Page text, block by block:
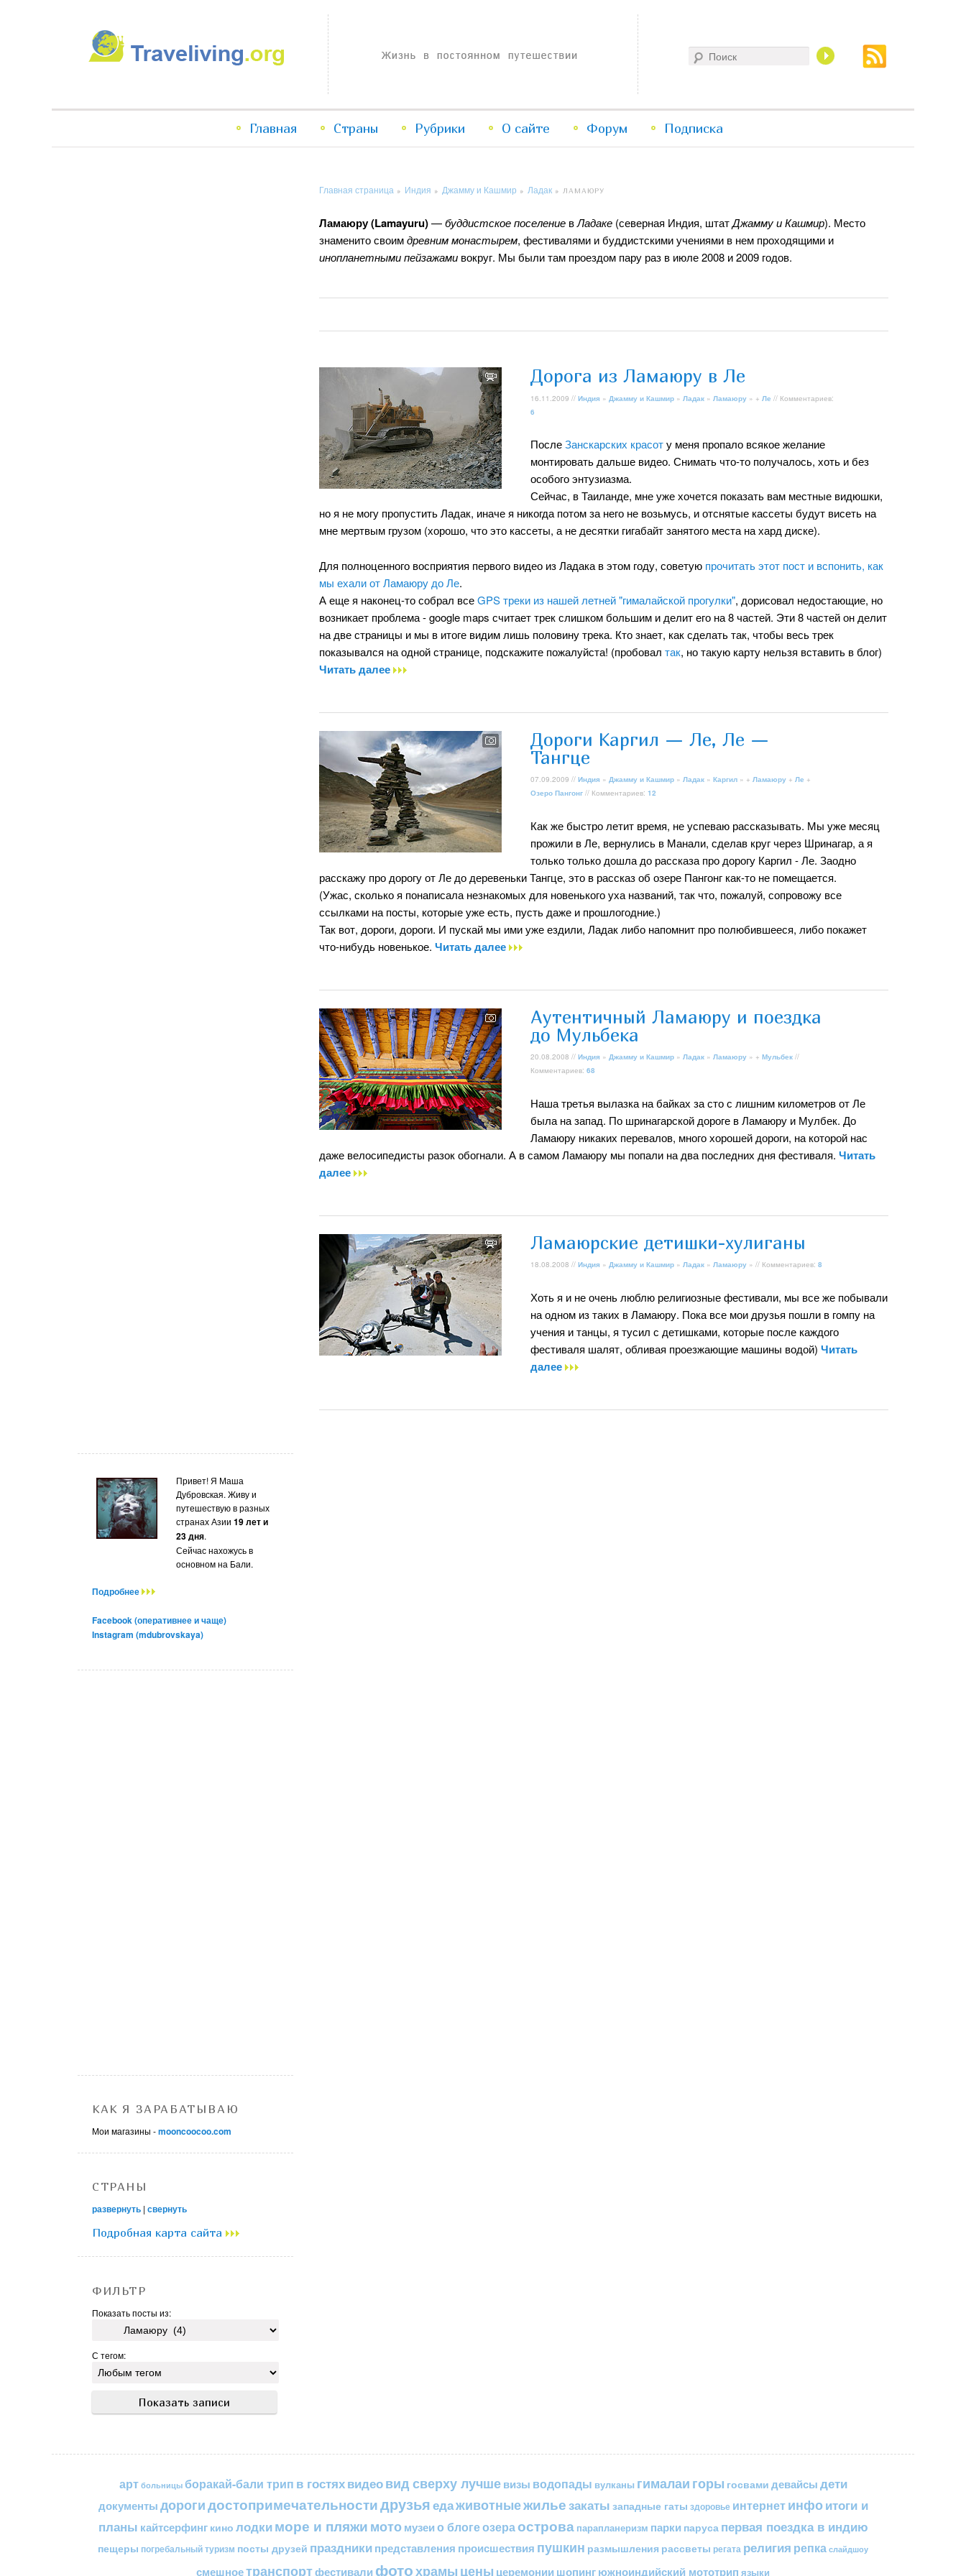
Traveliving
Жизнь в постоянном путешествии
Перейти
содержимому
Перейти
содержимому
Главная Страны Рубрики О сайте Форум Подписка
Главная страница » Индия » Джамму и Кашмир » Ладак » ЛАМАЮРУ
Ламаюру (Lamayuru)—буддистское поселение вЛадаке (северная Индия, штатДжамму и Кашмир). Место
знаменито своимдревним монастырем, фестивалями и буддистскими учениями в нем проходящими и
инопланетными пейзажами вокруг. Мы были там проездом пару раз в июле 2008 и 2009 годов.
Дорога из Ламаюру в Ле
16.11.2009 // Индия » Джамму и Кашмир » Ладак » Ламаюру » + Ле // Комментариев:
6
ПослеЗанскарских красоту меня пропало всякое желание
монтировать дальше видео. Снимать что-то получалось, хоть и без
особого энтузиазма.
Сейчас, в Таиланде, мне уже хочется показать вам местные видюшки,
но я не могу пропустить Ладак, иначе я никогда потом за него не возьмусь, и отснятые кассеты будут висеть на
мне мертвым грузом (хорошо, что это кассеты, а не десятки гигабайт занятого места на хард диске).
Для полноценного восприятия первого видео из Ладака в этом году, советую прочитать этот пост и вспонить, как
мы ехали от Ламаюру до Ле.
А еще я наконец-то собрал всеGPS треки из нашей летней "гималайской прогулки", дорисовал недостающие, но
возникает проблема - google maps считает трек слишком большим и делит его на 8 частей. Эти 8 частей он делит
на две страницы и мы в итоге видим лишь половину трека. Кто знает, как сделать так, чтобы весь трек
показывался на одной странице, подскажите пожалуйста! (пробовал так, но такую карту нельзя вставить в блог)
Читать далее
Дороги Каргил — Ле, Ле —
Тангце
07.09.2009 // Индия » Джамму и Кашмир » Ладак » Каргил » + Ламаюру + Ле +
Озеро Пангонг // Комментариев: 12
Как же быстро летит время, не успеваю рассказывать. Мы уже месяц
прожили в Ле, вернулись в Манали, сделав круг через Шринагар, а я
только только дошла до рассказа про дорогу Каргил - Ле. Заодно
расскажу про дорогу от Ле до деревеньки Тангце, это в рассказ об озере Пангонг как-то не помещается.
(Ужас, сколько я понаписала незнакомых для новенького уха названий, так что, пожалуй, сопровожу все
ссылками на посты, которые уже есть, пусть даже и прошлогодние.)
Так вот, дороги, дороги. И пускай мы ими уже ездили, Ладак либо напомнит про полюбившееся, либо покажет
что-нибудь новенькое. Читать далее
Аутентичный Ламаюру и поездка
до Мульбека
20.08.2008 // Индия » Джамму и Кашмир » Ладак » Ламаюру » + Мульбек //
Комментариев: 68
Наша третья вылазка на байках за сто с лишним километров от Ле
была на запад. По шринагарской дороге в Ламаюру и Мулбек. До
Ламаюру никаких перевалов, много хорошей дороги, на которой нас
даже велосипедисты разок обогнали. А в самом Ламаюру мы попали на два последних дня фестиваля. Читать
далее
Ламаюрские детишки-хулиганы
18.08.2008 // Индия » Джамму и Кашмир » Ладак » Ламаюру » // Комментариев: 8
Хоть я и не очень люблю религиозные фестивали, мы все же побывали
на одном из таких в Ламаюру. Пока все мои друзья пошли в гомпу на
учения и танцы, я тусил с детишками, которые после каждого
фестиваля шалят, обливая проезжающие машины водой) Читать
далее
Привет! Я Маша
Дубровская. Живу и
путешествую в разных
странах Азии 19 лет и
23 дня.
Сейчас нахожусь в
основном на Бали.
Подробнее
Facebook (оперативнее и чаще)
Instagram (mdubrovskaya)
КАК Я ЗАРАБАТЫВАЮ
Мои магазины -mooncoocoo.com
СТРАНЫ
развернуть | свернуть
Подробная карта сайта
ФИЛЬТР
Показать посты из:
С тегом:
арт больницы боракай-бали трип в гостяхвидеовид сверху лучше визы водопады вулканы гималаи горы госвами девайсы дети
документыдорогидостопримечательностидрузьяедаживотныежильезакаты западные гаты здоровье интернетинфоитоги и
планы кайтсерфинг кино лодкиморе и пляжимото музеи о блогеозераострова парапланеризм парки паруса первая поездка в индию
пещеры погребальный туризм посты друзей праздникипредставления происшествия пушкин размышления рассветы регата религия репка слайдшоу
смешноетранспортфестивали фотохрамы цены церемонии шопингюжноиндийский мототрип языки